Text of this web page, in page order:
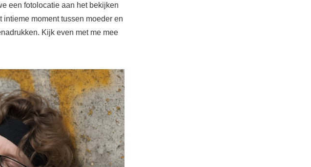
een fotolocatie aan het bekijken
moment tussen moeder en
Kijk even met me mee